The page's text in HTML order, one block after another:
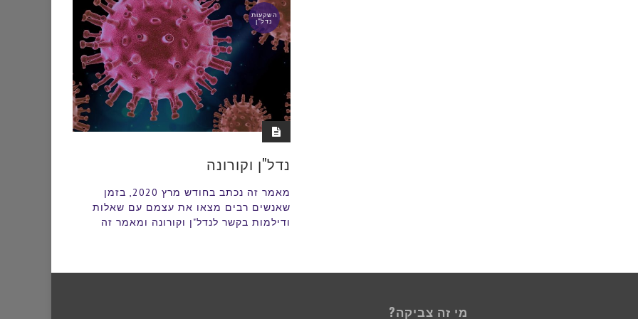
השקעות
נדל"ן
נדל"ן וקורונה
מאמר זה נכתב בחודש מרץ 2020, בזמן
שאנשים רבים מצאו את עצמם עם שאלות
ודילמות בקשר לנדל"ן וקורונה ומאמר זה
מי זה צביקה?